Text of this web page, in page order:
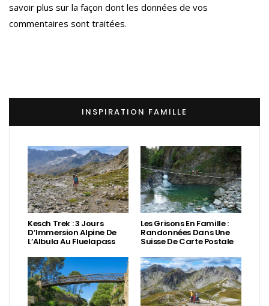
savoir plus sur la façon dont les données de vos
commentaires sont traitées.
INSPIRATION FAMILLE
Kesch Trek : 3 Jours
D’Immersion Alpine De
L’Albula Au Fluelapass
Les Grisons En Famille :
Randonnées Dans Une
Suisse De Carte Postale